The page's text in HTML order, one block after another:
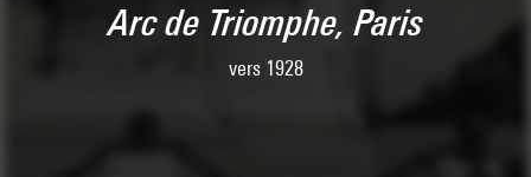
Arc de Triomphe, Paris
vers 1928